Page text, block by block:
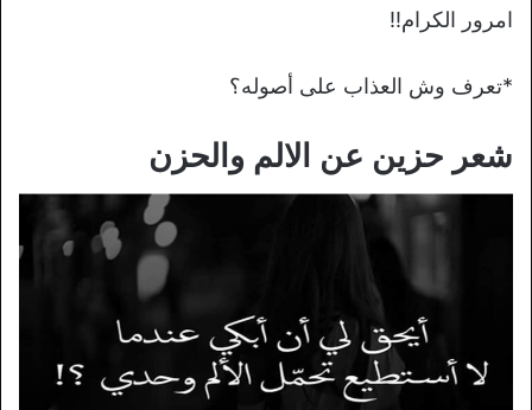
امرور الكرام!!
*تعرف وش العذاب على أصوله؟
شعر حزين عن الالم والحزن